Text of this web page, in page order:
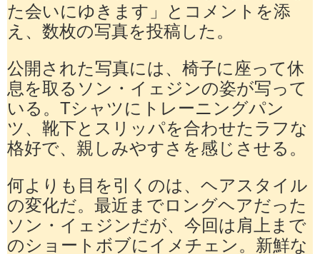
た会いにゆきます」とコメントを添
え、数枚の写真を投稿した。
公開された写真には、椅子に座って休
息を取るソン・イェジンの姿が写って
いる。Tシャツにトレーニングパン
ツ、靴下とスリッパを合わせたラフな
格好で、親しみやすさを感じさせる。
何よりも目を引くのは、ヘアスタイル
の変化だ。最近までロングヘアだった
ソン・イェジンだが、今回は肩上まで
のショートボブにイメチェン。新鮮な